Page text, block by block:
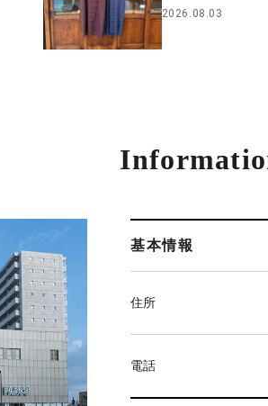
2026.08.03
基本情報
住所
電話